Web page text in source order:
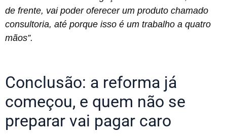
de frente, vai poder oferecer um produto chamado
consultoria, até porque isso é um trabalho a quatro
mãos”.
Conclusão: a reforma já
começou, e quem não se
preparar vai pagar caro